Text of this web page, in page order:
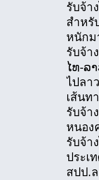
รับจ้า
สำหรั
หนักม
รับจ้า
ໄທ-ລ
ไปลา
เส้นท
รับจ้า
หนอง
รับจ้า
ประเ
สปป.